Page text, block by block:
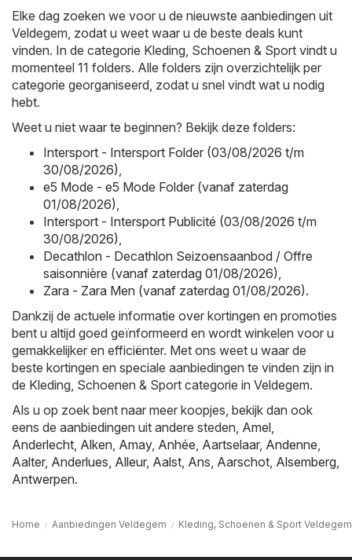
Elke dag zoeken we voor u de nieuwste aanbiedingen uit
Veldegem, zodat u weet waar u de beste deals kunt
vinden. In de categorie Kleding, Schoenen & Sport vindt u
momenteel 11 folders. Alle folders zijn overzichtelijk per
categorie georganiseerd, zodat u snel vindt wat u nodig
hebt.
Weet u niet waar te beginnen? Bekijk deze folders:
Intersport - Intersport Folder (03/08/2026 t/m
30/08/2026),
e5 Mode - e5 Mode Folder (vanaf zaterdag
01/08/2026),
Intersport - Intersport Publicité (03/08/2026 t/m
30/08/2026),
Decathlon - Decathlon Seizoensaanbod / Offre
saisonnière (vanaf zaterdag 01/08/2026),
Zara - Zara Men (vanaf zaterdag 01/08/2026).
Dankzij de actuele informatie over kortingen en promoties
bent u altijd goed geïnformeerd en wordt winkelen voor u
gemakkelijker en efficiënter. Met ons weet u waar de
beste kortingen en speciale aanbiedingen te vinden zijn in
de Kleding, Schoenen & Sport categorie in Veldegem.
Als u op zoek bent naar meer koopjes, bekijk dan ook
eens de aanbiedingen uit andere steden, Amel,
Anderlecht, Alken, Amay, Anhée, Aartselaar, Andenne,
Aalter, Anderlues, Alleur, Aalst, Ans, Aarschot, Alsemberg,
Antwerpen.
Home Aanbiedingen Veldegem Kleding, Schoenen & Sport Veldegem